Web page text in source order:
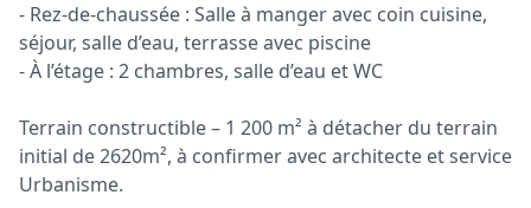
- Rez-de-chaussée : Salle à manger avec coin cuisine,
séjour, salle d’eau, terrasse avec piscine
- À l’étage : 2 chambres, salle d’eau et WC
Terrain constructible – 1 200 m² à détacher du terrain
initial de 2620m², à confirmer avec architecte et service
Urbanisme.